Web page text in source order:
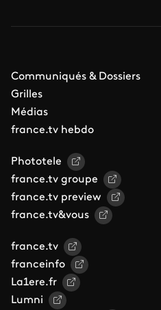
Communiqués & Dossiers
Grilles
Médias
france.tv hebdo
Phototele
france.tv groupe
france.tv preview
france.tv&vous
france.tv
franceinfo
La1ere.fr
Lumni